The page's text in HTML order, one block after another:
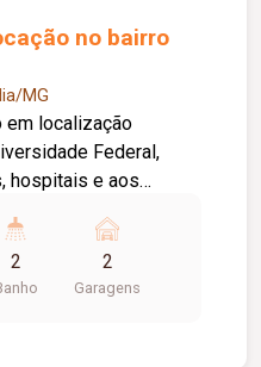
no bairro
MG
em localização
Federal,
hospitais e aos
ampla com closet,
para toda a
com vista livre,
2 2
Garagens